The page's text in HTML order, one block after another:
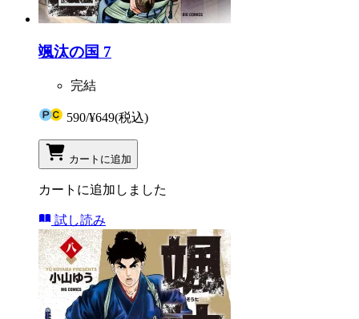
颯汰の国 7
完結
590/¥649(税込)
カートに追加
カートに追加しました
試し読み